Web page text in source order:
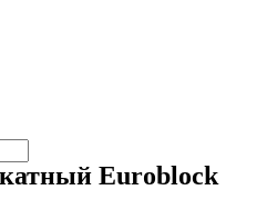
Euroblock